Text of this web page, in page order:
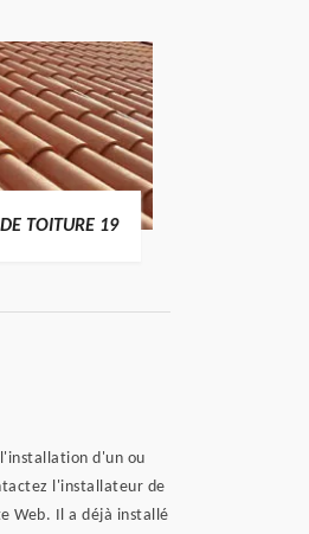
TOITURE 19
d'un ou
l'installateur de
Web. Il a déjà installé